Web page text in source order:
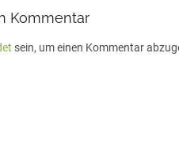
Kommentar
sein, um einen Kommentar